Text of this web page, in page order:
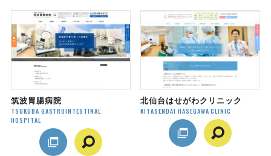
筑波胃腸病院
TSUKUBA GASTROINTESTINAL
HOSPITAL
北仙台はせがわクリニック
KITASENDAI HASEGAWA CLINIC